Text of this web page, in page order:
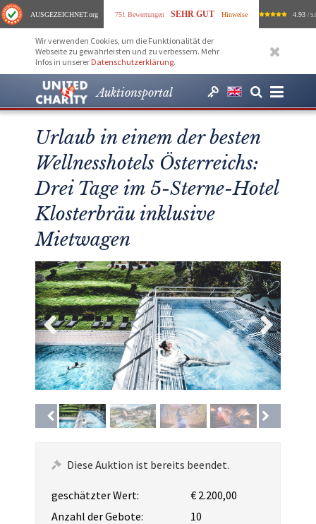
AUSGEZEICHNET.org 751 Bewertungen SEHR GUT Hinweise 4.93 /
Wir verwenden Cookies, um die Funktionalität der
Webseite zu gewährleisten und zu verbessern. Mehr
Infos in unserer Datenschutzerklärung.
Auktionsportal
Urlaub in einem der besten
Wellnesshotels Österreichs:
Drei Tage im 5-Sterne-Hotel
Klosterbräu inklusive
Mietwagen
Diese Auktion ist bereits beendet.
geschätzter Wert:
€ 2.200,00
Anzahl der Gebote:
10